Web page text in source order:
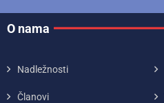
O nama
Nadležnosti
Članovi